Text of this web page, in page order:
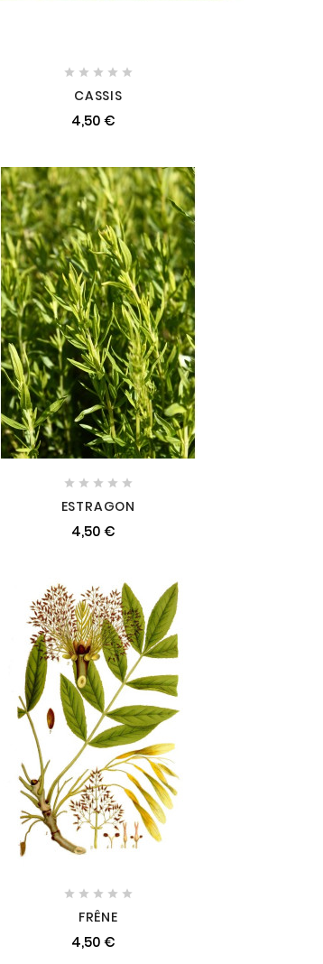
    
CASSIS
4,50 €
    
ESTRAGON
4,50 €
    
FRÊNE
4,50 €